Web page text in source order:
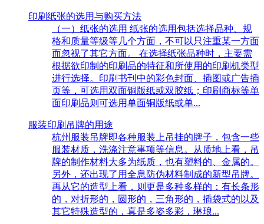
印刷纸张的选用与购买方法
（一）纸张的选用 纸张的选用包括选择品种、规
格和质量等级等几个方面，不可以只注重某一方面
而忽视了其它方面。 在选择纸张品种时，主要需
根据欲印制的印刷品的特征和所使用的印刷机类型
进行选择。印刷书刊中的彩色封面、插图或广告插
页等，可选用双面铜版纸或双胶纸；印刷商标等单
面印刷品则可选用单面铜版纸或单...
服装印刷吊牌的用途
杭州服装吊牌即各种服装上吊挂的牌子，包含一些
服装材质，洗涤注意事项等信息。从质地上看，吊
牌的制作材料大多为纸质，也有塑料的、金属的。
另外，还出现了用全息防伪材料制成的新型吊牌。
再从它的造型上看，则更是多种多样的：有长条形
的，对折形的，圆形的，三角形的，插袋式的以及
其它特殊造型的，真是多姿多彩，琳琅...